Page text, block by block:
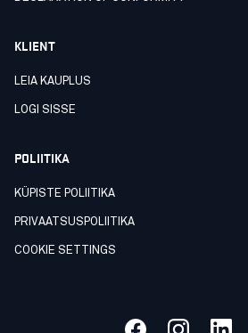
KLIENT
LEIA KAUPLUS
LOGI SISSE
POLIITIKA
KÜPISTE POLIITIKA
PRIVAATSUSPOLIITIKA
COOKIE SETTINGS